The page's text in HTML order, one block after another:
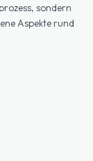
sondern
Aspekte rund